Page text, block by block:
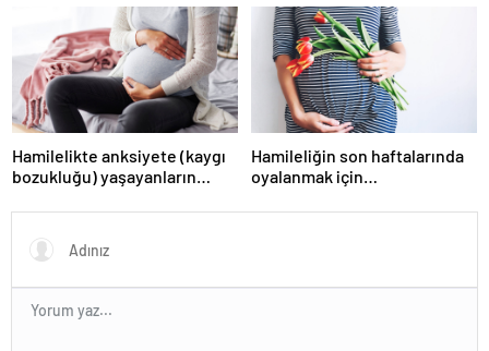
Hamilelikte anksiyete (kaygı
bozukluğu) yaşayanların
Hamileliğin son haftalarında
oyalanmak için…